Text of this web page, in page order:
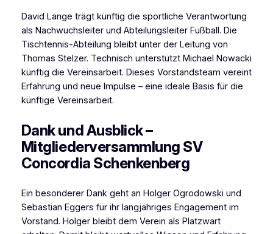
David Lange trägt künftig die sportliche Verantwortung
als Nachwuchsleiter und Abteilungsleiter Fußball. Die
Tischtennis-Abteilung bleibt unter der Leitung von
Thomas Stelzer. Technisch unterstützt Michael Nowacki
künftig die Vereinsarbeit. Dieses Vorstandsteam vereint
Erfahrung und neue Impulse – eine ideale Basis für die
künftige Vereinsarbeit.
Dank und Ausblick –
Mitgliederversammlung SV
Concordia Schenkenberg
Ein besonderer Dank geht an Holger Ogrodowski und
Sebastian Eggers für ihr langjähriges Engagement im
Vorstand. Holger bleibt dem Verein als Platzwart